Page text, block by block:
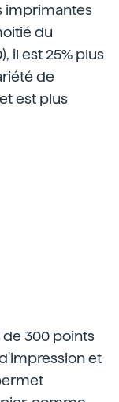
imprimantes
du
il est 25% plus
de
est plus
300 points
et